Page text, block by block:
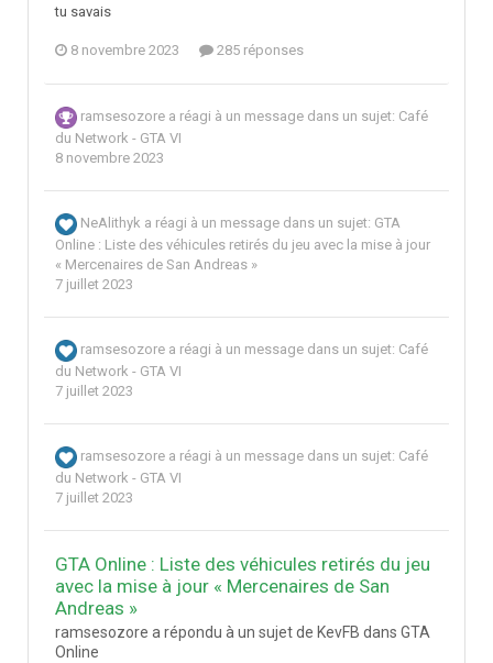
tu savais
8 novembre 2023 285 réponses
ramsesozore a réagi à un message dans un sujet: Café
du Network - GTA VI
8 novembre 2023
NeAlithyk a réagi à un message dans un sujet: GTA
Online : Liste des véhicules retirés du jeu avec la mise à jour
« Mercenaires de San Andreas »
7 juillet 2023
ramsesozore a réagi à un message dans un sujet: Café
du Network - GTA VI
7 juillet 2023
ramsesozore a réagi à un message dans un sujet: Café
du Network - GTA VI
7 juillet 2023
GTA Online : Liste des véhicules retirés du jeu
avec la mise à jour « Mercenaires de San
Andreas »
ramsesozore a répondu à un sujet de KevFB dans GTA
Online